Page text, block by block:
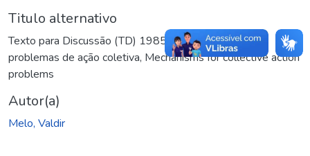
Titulo alternativo
Texto para Discussão (TD) 1985: Mecanismos para
problemas de ação coletiva, Mechanisms for collective action
problems
Autor(a)
Melo, Valdir